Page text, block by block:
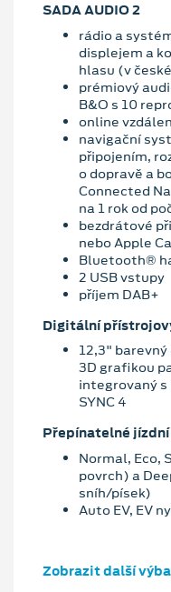
SADA AUDIO 2
rádio a
displejem a
hlasu (v
prémiový
B&O s 10
online
navigační
připojením,
o dopravě a
Connected
na 1 rok od
bezdrátové
nebo Apple
Bluetooth®
2 USB vstupy
příjem DAB+
Digitální
12,3"
3D grafikou
integrovaný
SYNC 4
Přepínatelné
Normal, Eco,
povrch) a
sníh/písek)
Auto EV, EV
Zobrazit další